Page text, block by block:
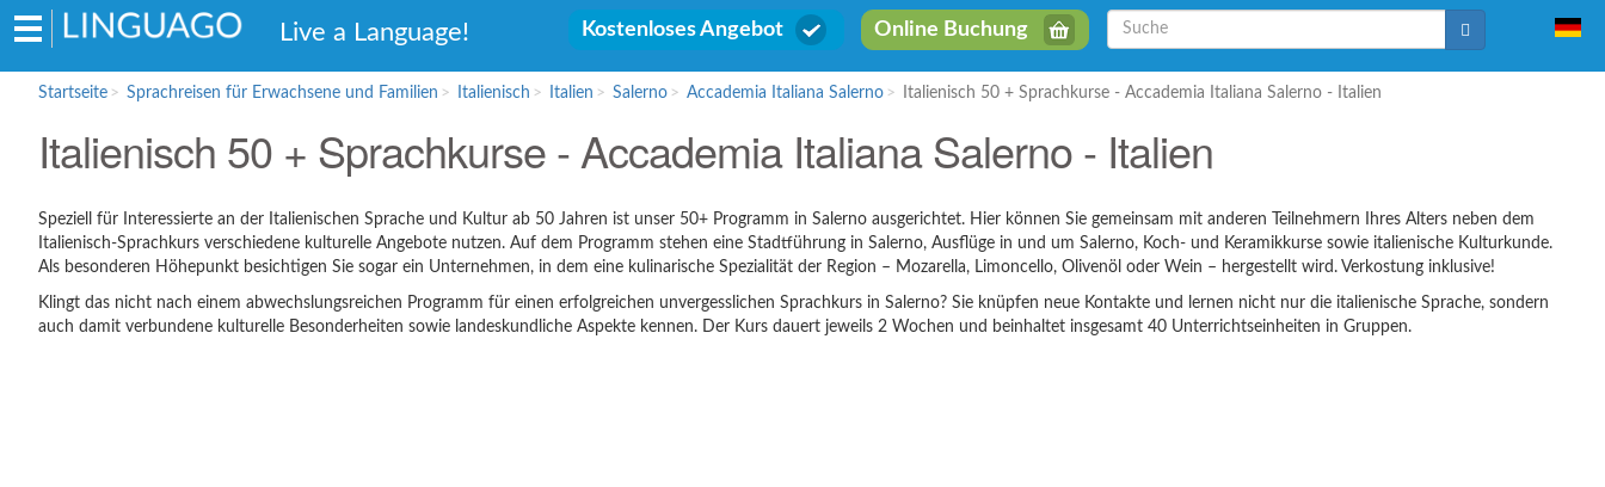
Hauptmenü
Familien
Französisch
Spanisch
Sprachschulen für Schüler
Kostenloses Angebot Online Buchung Suche Suche
Live a Language!
Startseite Sprachreisen für Erwachsene und Familien Italienisch Italien Salerno Accademia Italiana Salerno Italienisch 50 + Sprachkurse - Accademia Italiana Salerno - Italien
Italienisch 50 + Sprachkurse - Accademia Italiana Salerno - Italien
Speziell für Interessierte an der Italienischen Sprache und Kultur ab 50 Jahren ist unser 50+ Programm in Salerno ausgerichtet. Hier können Sie gemeinsam mit anderen Teilnehmern Ihres Alters neben dem
Italienisch-Sprachkurs verschiedene kulturelle Angebote nutzen. Auf dem Programm stehen eine Stadtführung in Salerno, Ausflüge in und um Salerno, Koch- und Keramikkurse sowie italienische Kulturkunde.
Als besonderen Höhepunkt besichtigen Sie sogar ein Unternehmen, in dem eine kulinarische Spezialität der Region – Mozarella, Limoncello, Olivenöl oder Wein – hergestellt wird. Verkostung inklusive!
Klingt das nicht nach einem abwechslungsreichen Programm für einen erfolgreichen unvergesslichen Sprachkurs in Salerno? Sie knüpfen neue Kontakte und lernen nicht nur die italienische Sprache, sondern
auch damit verbundene kulturelle Besonderheiten sowie landeskundliche Aspekte kennen. Der Kurs dauert jeweils 2 Wochen und beinhaltet insgesamt 40 Unterrichtseinheiten in Gruppen.